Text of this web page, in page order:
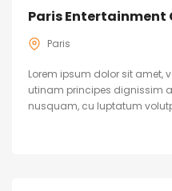
Paris Entertainment
Paris
Lorem ipsum dolor sit amet,
utinam principes dignissim
nusquam, cu luptatum